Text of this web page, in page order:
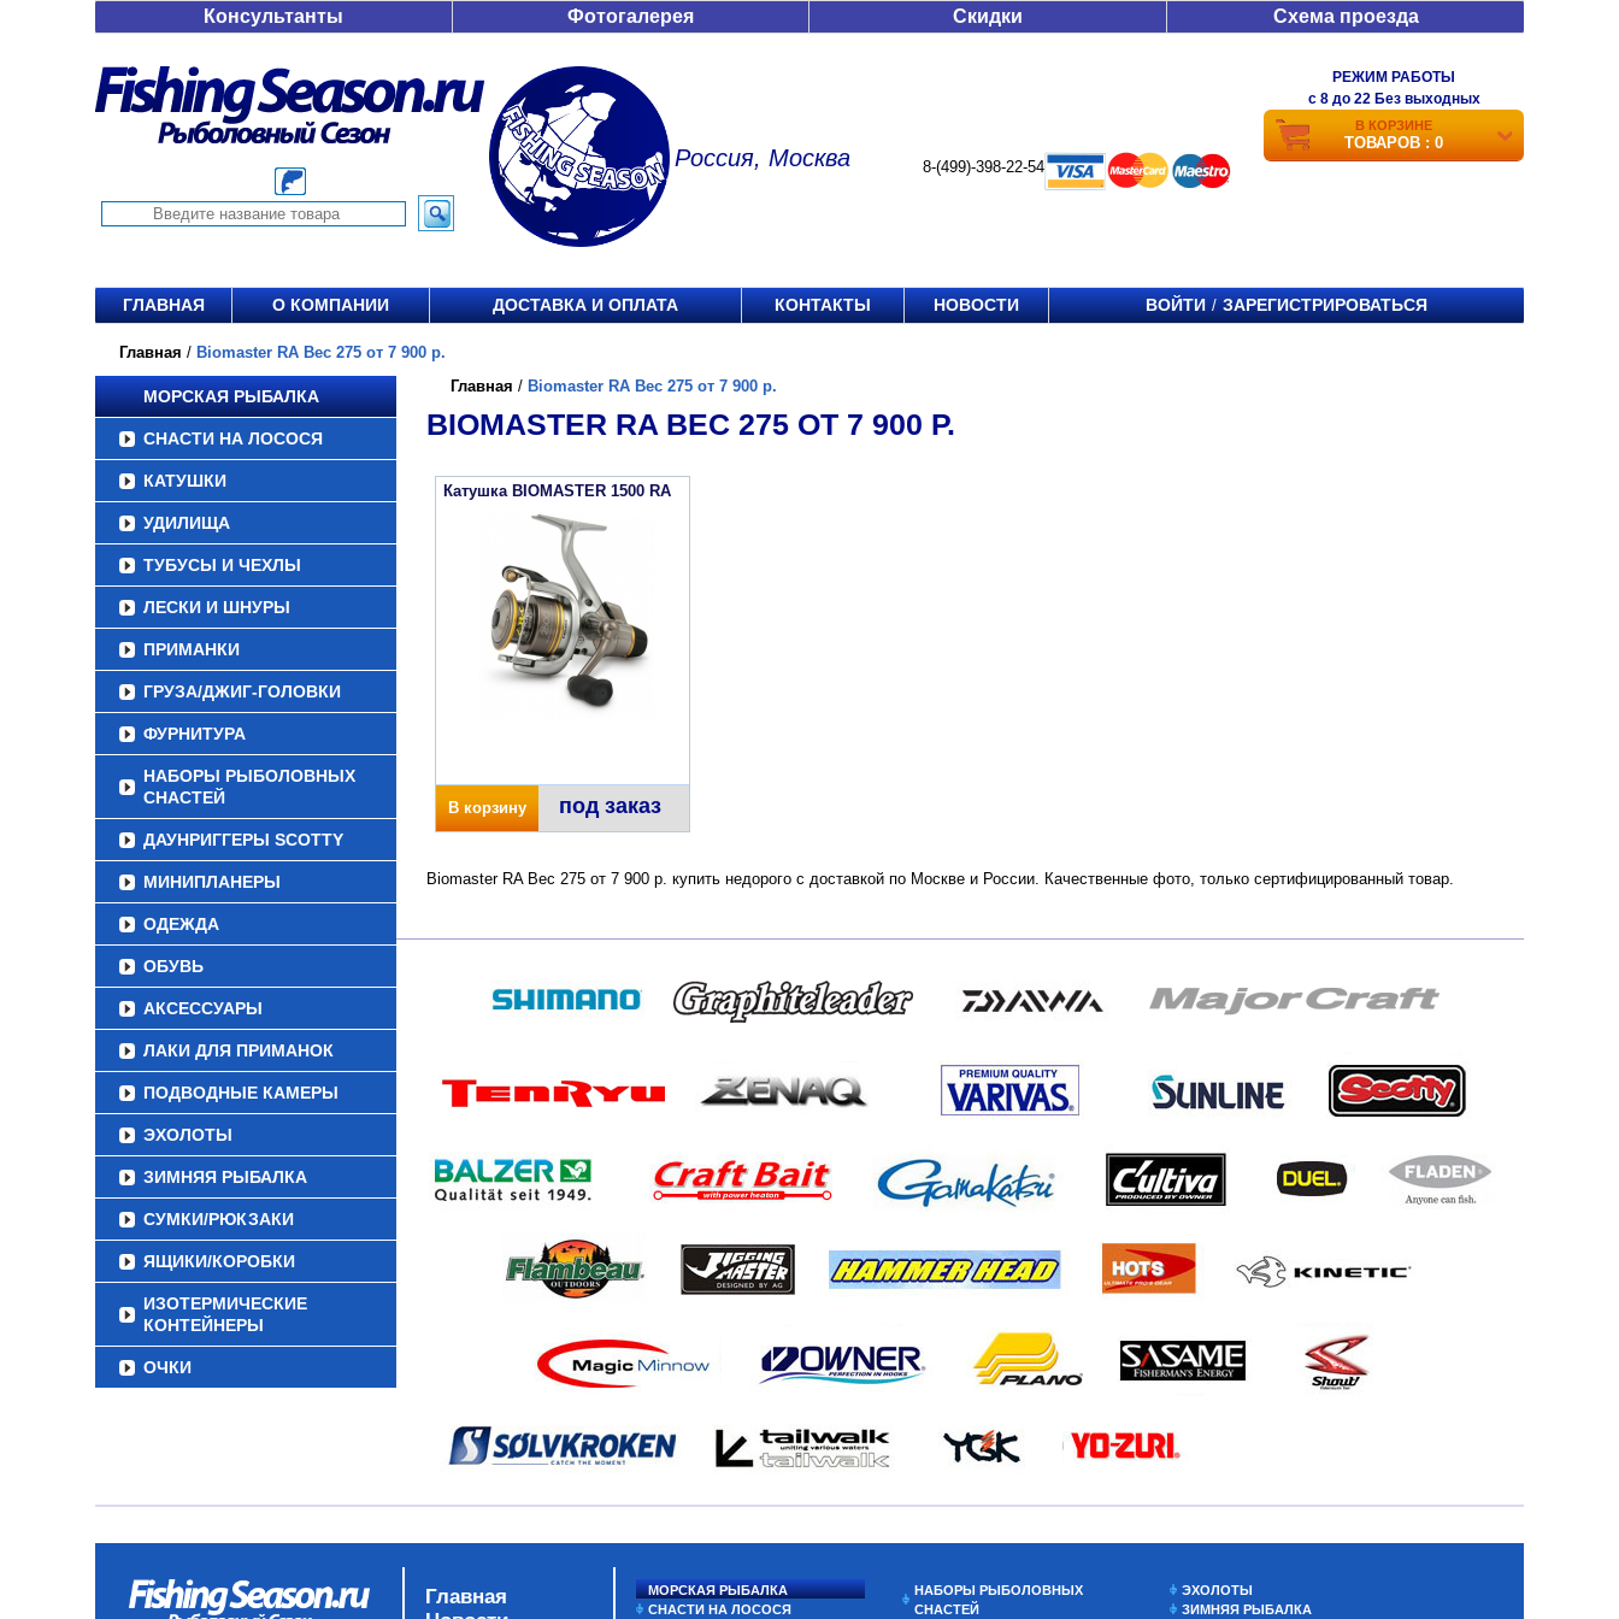
Консультанты Фотогалерея Скидки Схема проезда
Россия, Москва 8-(499)-398-22-54
РЕЖИМ РАБОТЫ
c 8 до 22 Без выходных
В КОРЗИНЕ
ТОВАРОВ : 0
ГЛАВНАЯ О КОМПАНИИ ДОСТАВКА И ОПЛАТА КОНТАКТЫ НОВОСТИ ВОЙТИ / ЗАРЕГИСТРИРОВАТЬСЯ
Главная / Biomaster RA Вес 275 от 7 900 р.
МОРСКАЯ РЫБАЛКА
СНАСТИ НА ЛОСОСЯ
КАТУШКИ
УДИЛИЩА
ТУБУСЫ И ЧЕХЛЫ
ЛЕСКИ И ШНУРЫ
ПРИМАНКИ
ГРУЗА/ДЖИГ-ГОЛОВКИ
ФУРНИТУРА
НАБОРЫ РЫБОЛОВНЫХ
СНАСТЕЙ
ДАУНРИГГЕРЫ SCOTTY
МИНИПЛАНЕРЫ
ОДЕЖДА
ОБУВЬ
АКСЕССУАРЫ
ЛАКИ ДЛЯ ПРИМАНОК
ПОДВОДНЫЕ КАМЕРЫ
ЭХОЛОТЫ
ЗИМНЯЯ РЫБАЛКА
СУМКИ/РЮКЗАКИ
ЯЩИКИ/КОРОБКИ
ИЗОТЕРМИЧЕСКИЕ
КОНТЕЙНЕРЫ
ОЧКИ
Главная / Biomaster RA Вес 275 от 7 900 р.
BIOMASTER RA ВЕС 275 ОТ 7 900 Р.
Катушка BIOMASTER 1500 RA
В корзину под заказ
Biomaster RA Вес 275 от 7 900 р. купить недорого с доставкой по Москве и России. Качественные фото, только сертифицированный товар.
Главная
МОРСКАЯ РЫБАЛКА
СНАСТИ НА ЛОСОСЯ
НАБОРЫ РЫБОЛОВНЫХ
СНАСТЕЙ
ЭХОЛОТЫ
ЗИМНЯЯ РЫБАЛКА